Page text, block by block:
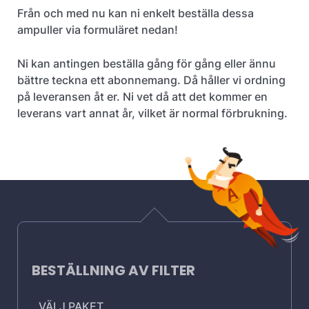
Från och med nu kan ni enkelt beställa dessa
ampuller via formuläret nedan!
Ni kan antingen beställa gång för gång eller ännu
bättre teckna ett abonnemang. Då håller vi ordning
på leveransen åt er. Ni vet då att det kommer en
leverans vart annat år, vilket är normal förbrukning.
BESTÄLLNING AV FILTER
VÄLJ PAKET